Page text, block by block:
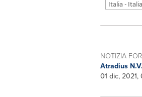
Italia -
NOTIZIA
Atradius N.V.
01 dic, 2021,